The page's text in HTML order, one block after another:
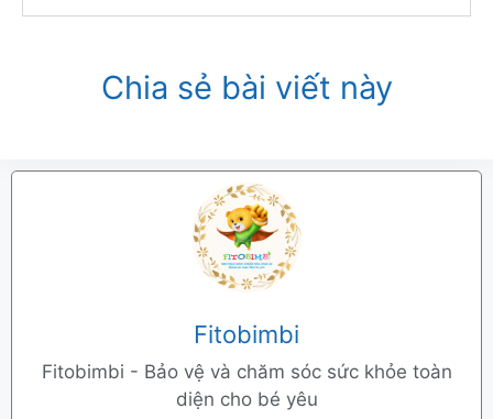
Chia sẻ bài viết này
Fitobimbi
Fitobimbi - Bảo vệ và chăm sóc sức khỏe toàn
diện cho bé yêu